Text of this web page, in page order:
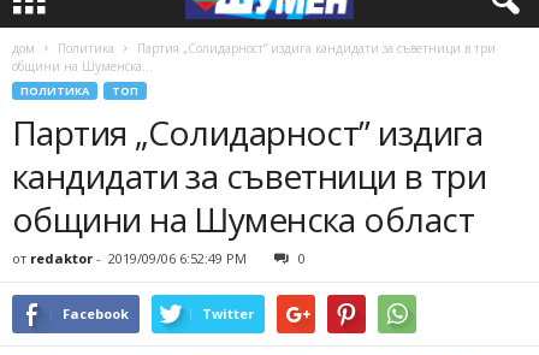
дом Политика
Партия „Солидарност” издига кандидати за съветници в три
общини на Шуменска...
ПОЛИТИКА ТОП
Партия „Солидарност” издига
кандидати за съветници в три
общини на Шуменска област
от redaktor - 2019/09/06 6:52:49 PM 0
Facebook Twitter